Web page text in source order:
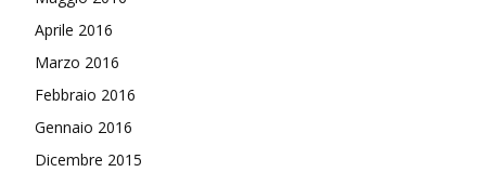
Aprile 2016
Marzo 2016
Febbraio 2016
Gennaio 2016
Dicembre 2015